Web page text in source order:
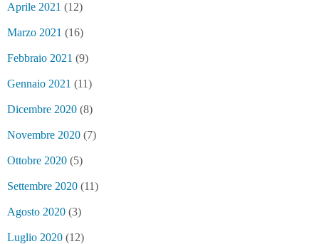
Aprile 2021 (12)
Marzo 2021 (16)
Febbraio 2021 (9)
Gennaio 2021 (11)
Dicembre 2020 (8)
Novembre 2020 (7)
Ottobre 2020 (5)
Settembre 2020 (11)
Agosto 2020 (3)
Luglio 2020 (12)